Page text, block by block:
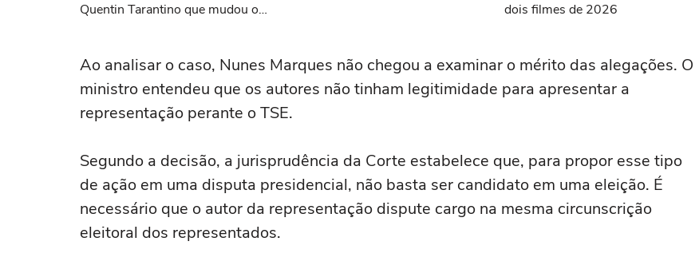
Quentin Tarantino que mudou o
dois filmes de 2026
Ao analisar o caso, Nunes Marques não chegou a examinar o mérito das alegações. O
ministro entendeu que os autores não tinham legitimidade para apresentar a
representação perante o TSE.
Segundo a decisão, a jurisprudência da Corte estabelece que, para propor esse tipo
de ação em uma disputa presidencial, não basta ser candidato em uma eleição. É
necessário que o autor da representação dispute cargo na mesma circunscrição
eleitoral dos representados.